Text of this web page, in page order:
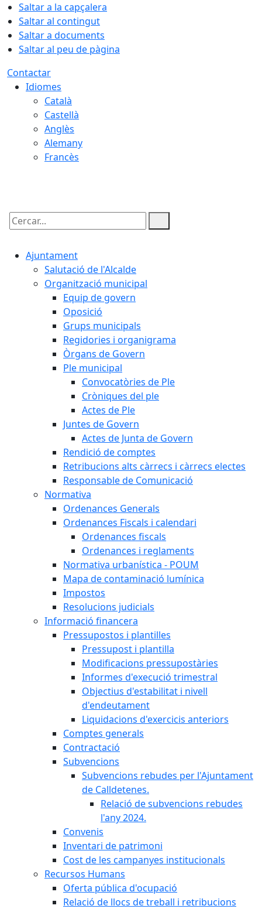
Saltar a la capçalera
Saltar al contingut
Saltar a documents
Saltar al peu de pàgina
Contactar
Idiomes
Català
Castellà
Anglès
Alemany
Francès
Cercar:
Ajuntament
Salutació de l'Alcalde
Organització municipal
Equip de govern
Oposició
Grups municipals
Regidories i organigrama
Òrgans de Govern
Ple municipal
Convocatòries de Ple
Cròniques del ple
Actes de Ple
Juntes de Govern
Actes de Junta de Govern
Rendició de comptes
Retribucions alts càrrecs i càrrecs electes
Responsable de Comunicació
Normativa
Ordenances Generals
Ordenances Fiscals i calendari
Ordenances fiscals
Ordenances i reglaments
Normativa urbanística - POUM
Mapa de contaminació lumínica
Impostos
Resolucions judicials
Informació financera
Pressupostos i plantilles
Pressupost i plantilla
Modificacions pressupostàries
Informes d'execució trimestral
Objectius d'estabilitat i nivell
d'endeutament
Liquidacions d'exercicis anteriors
Comptes generals
Contractació
Subvencions
Subvencions rebudes per l'Ajuntament
de Calldetenes.
Relació de subvencions rebudes
l'any 2024.
Convenis
Inventari de patrimoni
Cost de les campanyes institucionals
Recursos Humans
Oferta pública d'ocupació
Relació de llocs de treball i retribucions